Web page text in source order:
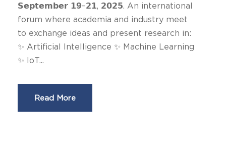
𝗦𝗲𝗽𝘁𝗲𝗺𝗯𝗲𝗿 𝟭𝟵–𝟮𝟭, 𝟮𝟬𝟮𝟱. An international
forum where academia and industry meet
to exchange ideas and present research in:
✨ Artificial Intelligence ✨ Machine Learning
✨ IoT...
Read More